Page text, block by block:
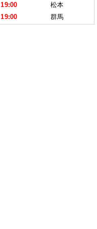
19:00
松本
19:00 群馬